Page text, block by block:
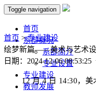
Toggle navigation
首页
系部概况
系部简介
专业设置
专业建设
教师发展
首页 >专业建设
绘梦新篇——美术与艺术
日期：2024-12-06
12 月 4 日 14:30，